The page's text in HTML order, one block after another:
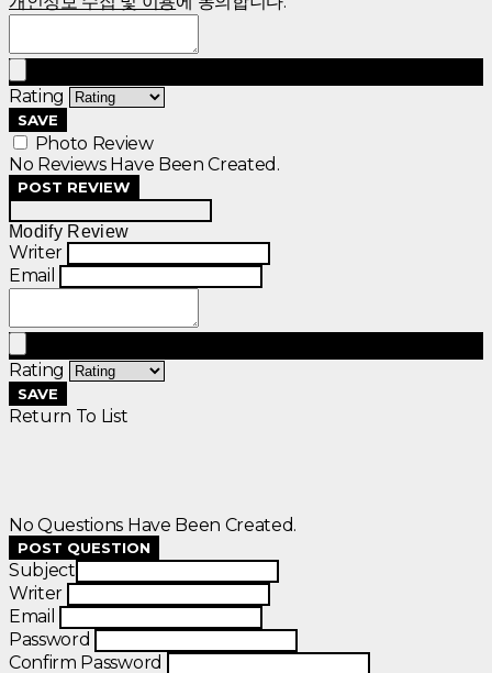
Rating
SAVE
Photo Review
No Reviews Have Been Created.
POST REVIEW
Modify Review
Writer
Email
Rating
SAVE
Return To List
No Questions Have Been Created.
POST QUESTION
Subject
Writer
Email
Password
Confirm Password